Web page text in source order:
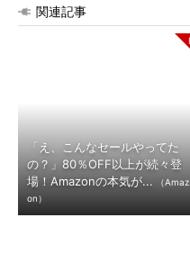
関連記事
「え、こんなセールやってた
の？」80％OFF以上が続々登
場！Amazonの本気が...
（Amaz
on）